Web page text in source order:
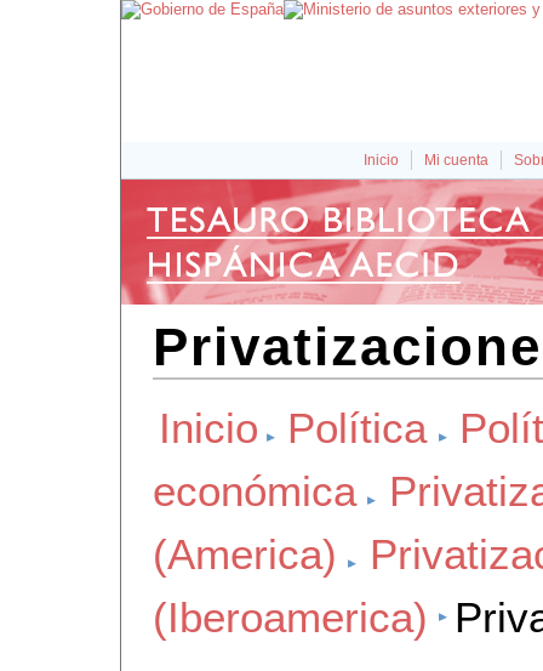
Inicio Mi cuenta
Inicio Política
económica
(America)
(Iberoamerica)